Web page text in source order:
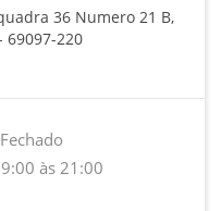
36 Numero 21 B,
69097-220
Fechado
às 21:00